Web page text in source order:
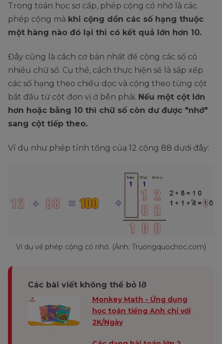
Trong toán học sơ cấp, phép cộng có nhớ là các
phép cộng mà khi cộng dồn các số hạng thuộc
một hàng nào đó lại thì có kết quả lớn hơn 10.
Đây cũng là cách cơ bản nhất để cộng các số có
nhiều chữ số. Cụ thể, cách thực hiện sẽ là sắp xếp
các số hạng theo chiều dọc và cộng theo từng cột
bắt đầu từ cột đơn vị ở bên phải. Nếu một cột lớn
hơn hoặc bằng 10 thì chữ số còn dư được "nhớ"
sang cột tiếp theo.
Ví dụ như phép tính tổng của 12 cộng 88 dưới đây:
Ví dụ về phép cộng có nhớ. (Ảnh: Truongquochoc.com)
Các bài viết không thể bỏ lỡ
Monkey Math - Ứng dụng
học toán tiếng Anh chỉ với
2K/Ngày